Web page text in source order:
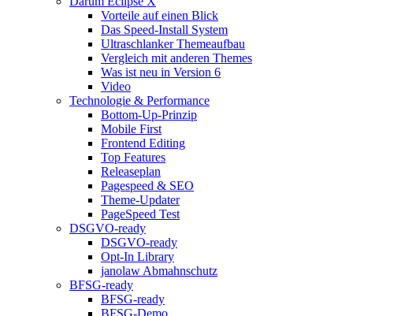
Vorteile auf einen Blick
Das Speed-Install System
Ultraschlanker Themeaufbau
Vergleich mit anderen Themes
Was ist neu in Version 6
Video
Technologie & Performance
Bottom-Up-Prinzip
Mobile First
Frontend Editing
Top Features
Releaseplan
Pagespeed & SEO
Theme-Updater
PageSpeed Test
DSGVO-ready
DSGVO-ready
Opt-In Library
janolaw Abmahnschutz
BFSG-ready
BFSG-ready